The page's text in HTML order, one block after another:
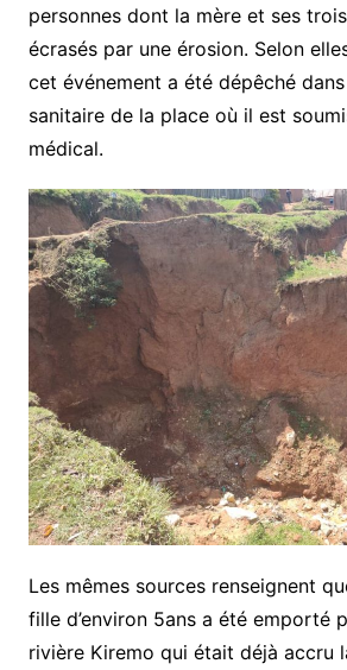
personnes dont la mère et ses
écrasés par une érosion. Selon
cet événement a été dépêché
sanitaire de la place où il est
médical.
Les mêmes sources renseignent
fille d’environ 5ans a été emporté
rivière Kiremo qui était déjà accru